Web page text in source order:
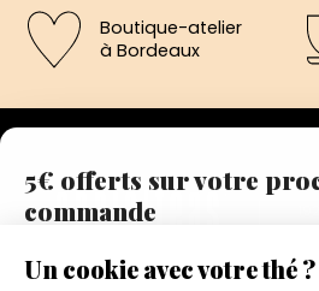
Boutique-atelier
à Bordeaux
5€ offerts sur votre
commande
Inscrivez vous a notre
immédiatement un bon de